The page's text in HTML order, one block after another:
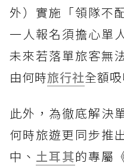
外）實施「領隊不
一人報名須擔心單
未來若落單旅客無
由何時旅行社全額吸
此外，為徹底解決
何時旅遊更同步推
中、 土耳其的專屬